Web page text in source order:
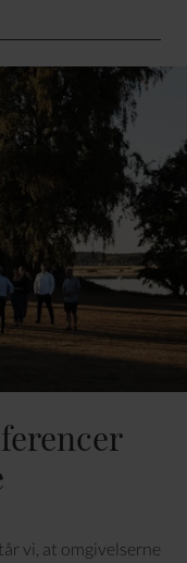
vi, at omgivelserne